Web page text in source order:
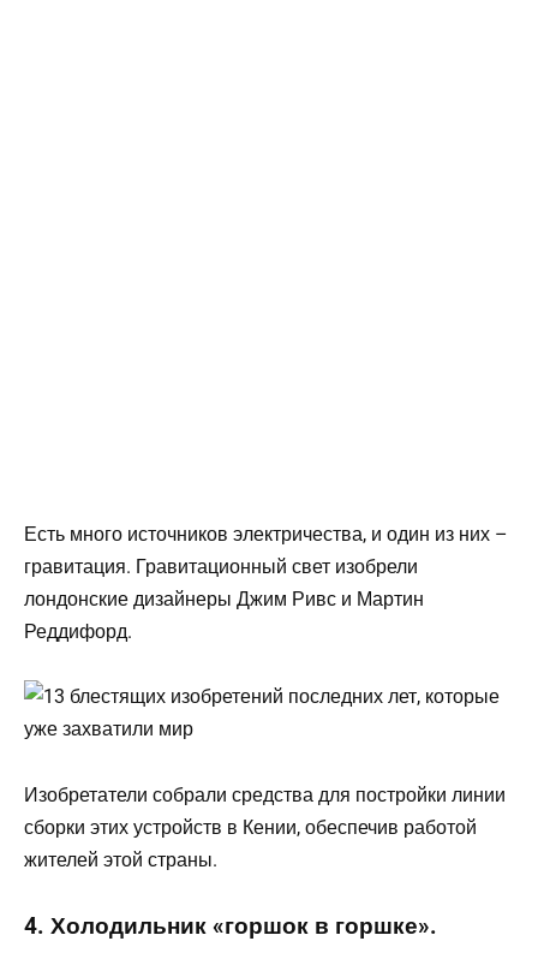
Есть много источников электричества, и один из них –
гравитация. Гравитационный свет изобрели
лондонские дизайнеры Джим Ривс и Мартин
Реддифорд.
Изобретатели собрали средства для постройки линии
сборки этих устройств в Кении, обеспечив работой
жителей этой страны.
4. Холодильник «горшок в горшке».